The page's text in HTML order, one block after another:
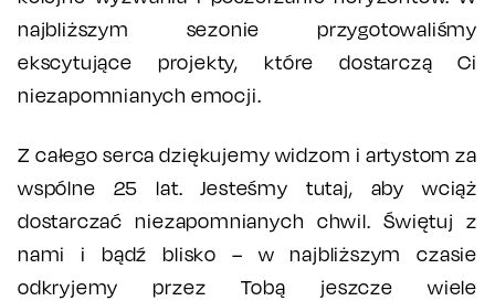
najbliższym sezonie przygotowaliśmy
ekscytujące projekty, które dostarczą Ci
niezapomnianych emocji.
Z całego serca dziękujemy widzom i artystom za
wspólne 25 lat. Jesteśmy tutaj, aby wciąż
dostarczać niezapomnianych chwil. Świętuj z
nami i bądź blisko – w najbliższym czasie
odkryjemy przez Tobą jeszcze wiele